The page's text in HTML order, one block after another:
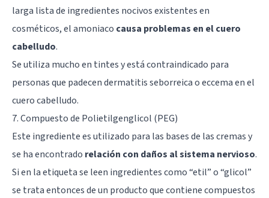
larga lista de ingredientes nocivos existentes en
cosméticos, el amoniaco causa problemas en el cuero
cabelludo.
Se utiliza mucho en tintes y está contraindicado para
personas que padecen dermatitis seborreica o eccema en el
cuero cabelludo.
7. Compuesto de Polietilgenglicol (PEG)
Este ingrediente es utilizado para las bases de las cremas y
se ha encontrado relación con daños al sistema nervioso.
Si en la etiqueta se leen ingredientes como “etil” o “glicol”
se trata entonces de un producto que contiene compuestos